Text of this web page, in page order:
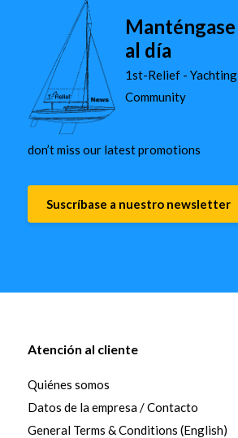
Manténgase
al día
1st-Relief - Yachting
Community
don’t miss our latest promotions
Suscríbase a nuestro newsletter
Atención al cliente
Quiénes somos
Datos de la empresa / Contacto
General Terms & Conditions (English)